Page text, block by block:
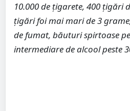
10.000 de țigarete, 400 țigări
țigări foi mai mari de 3
de fumat, băuturi spirtoase
intermediare de alcool peste